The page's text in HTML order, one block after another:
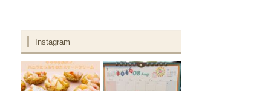
Instagram